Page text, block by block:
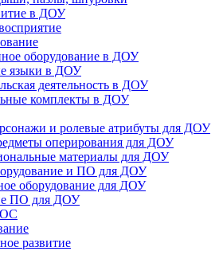
в ДОУ
оборудование в ДОУ
языки в ДОУ
деятельность в ДОУ
комплекты в ДОУ
и ролевые атрибуты для ДОУ
оперирования для ДОУ
материалы для ДОУ
и ПО для ДОУ
оборудование для ДОУ
ПО для ДОУ
развитие